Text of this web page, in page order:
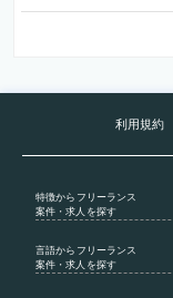
利用規約
特徴からフリーランス
案件・求人を探す
言語からフリーランス
案件・求人を探す